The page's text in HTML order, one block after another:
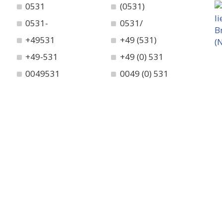
0531
(0531)
0531-
0531/
+49531
+49 (531)
+49-531
+49 (0) 531
0049531
0049 (0) 531